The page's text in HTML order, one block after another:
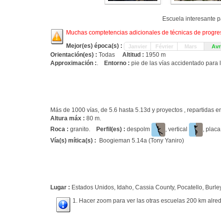
Escuela interesante
Muchas comptetencias adicionales de técnicas de
Mejor(es) época(s) :
Janvier Février Mars
Orientación(es) : Todas Altitud : 1950 m
Approximación :. Entorno : pie de las vías accidentado para
Más de 1000 vías, de 5.6 hasta 5.13d y proyectos , repartidas
Altura máx : 80 m.
Roca : granito. Perfil(es) : despolm , vertical
,
Vía(s) mítica(s) :
Boogieman 5.14a (Tony Yaniro)
Lugar : Estados Unidos, Idaho, Cassia County, Pocatello,
1. Hacer zoom para ver las otras escuelas 200 km